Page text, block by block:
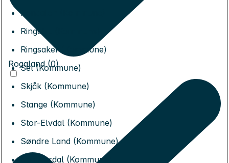
Rendalen (Kommune)
Ringebu (Kommune)
Ringsaker (Kommune)
Sel (Kommune)
Skjåk (Kommune)
Stange (Kommune)
Stor-Elvdal (Kommune)
Søndre Land (Kommune)
Sør-Aurdal (Kommune)
Rogaland (0)